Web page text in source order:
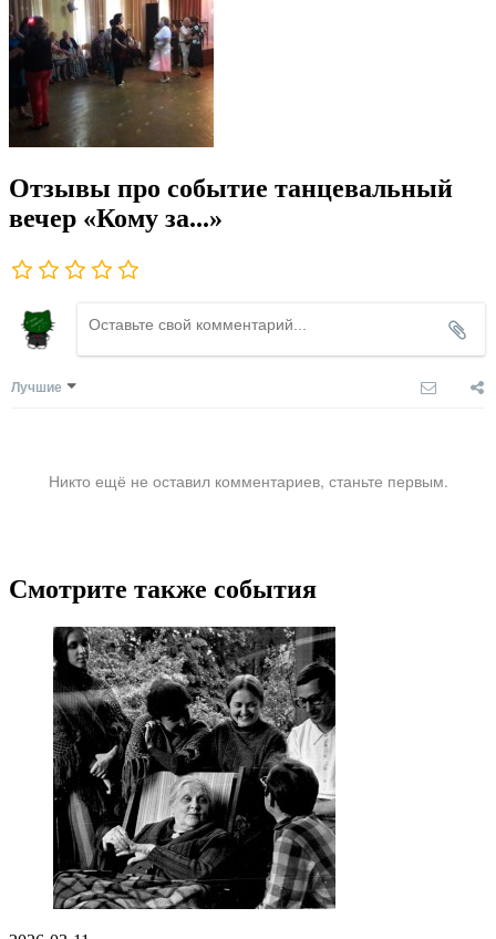
Отзывы про событие танцевальный
вечер «Кому за...»
Лучшие
Никто ещё не оставил комментариев, станьте первым.
Смотрите также события